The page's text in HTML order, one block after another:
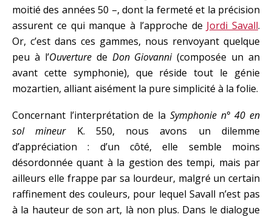
moitié des années 50 –, dont la fermeté et la précision
assurent ce qui manque à l’approche de Jordi Savall.
Or, c’est dans ces gammes, nous renvoyant quelque
peu à l’Ouverturede Don Giovanni(composée un an
avant cette symphonie), que réside tout le génie
mozartien, alliant aisément la pure simplicité à la folie.
Concernant l’interprétation de la Symphonie n° 40 en
sol mineurK. 550, nous avons un dilemme
d’appréciation : d’un côté, elle semble moins
désordonnée quant à la gestion des tempi, mais par
ailleurs elle frappe par sa lourdeur, malgré un certain
raffinement des couleurs, pour lequel Savall n’est pas
à la hauteur de son art, là non plus. Dans le dialogue